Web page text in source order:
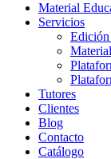
Material
Servicios
Edición
Tutores
Clientes
Blog
Contacto
Catálogo